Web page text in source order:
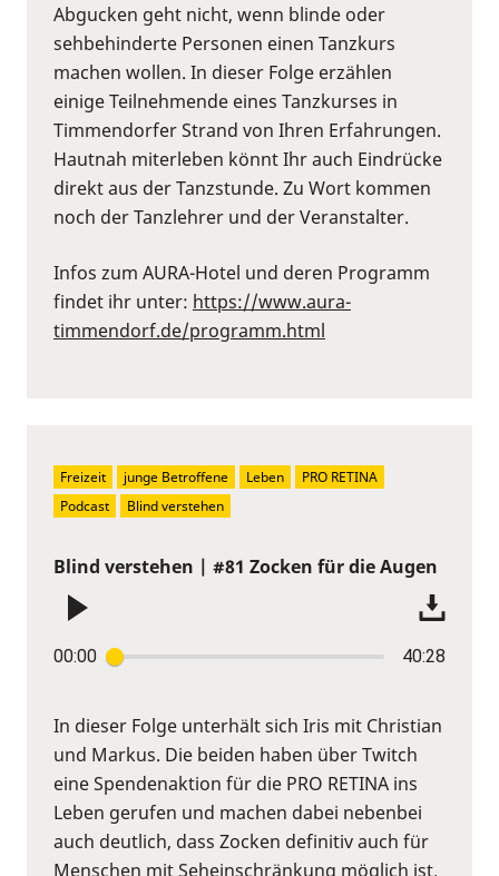
Abgucken geht nicht, wenn blinde oder
sehbehinderte Personen einen Tanzkurs
machen wollen. In dieser Folge erzählen
einige Teilnehmende eines Tanzkurses in
Timmendorfer Strand von Ihren Erfahrungen.
Hautnah miterleben könnt Ihr auch Eindrücke
direkt aus der Tanzstunde. Zu Wort kommen
noch der Tanzlehrer und der Veranstalter.
Infos zum AURA-Hotel und deren Programm
findet ihr unter: https://www.aura-
timmendorf.de/programm.html
Blind verstehen | #81 Zocken für die Augen
00:00 40:28
In dieser Folge unterhält sich Iris mit Christian
und Markus. Die beiden haben über Twitch
eine Spendenaktion für die PRO RETINA ins
Leben gerufen und machen dabei nebenbei
auch deutlich, dass Zocken definitiv auch für
Menschen mit Seheinschränkung möglich ist.
Freizeit junge Betroffene Leben
PRO RETINA
Podcast
Blind verstehen